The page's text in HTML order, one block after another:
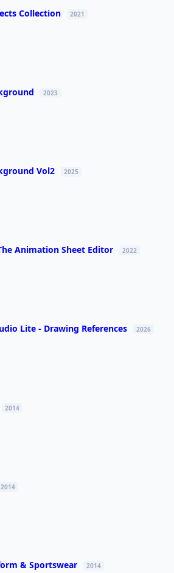
Collection 2021
2023
Vol2 2025
Animation Sheet Editor 2022
Lite - Drawing References 2026
2014
2014
& Sportswear 2014